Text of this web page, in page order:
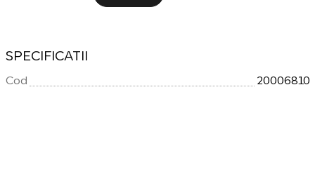
SPECIFICATII
Cod 20006810